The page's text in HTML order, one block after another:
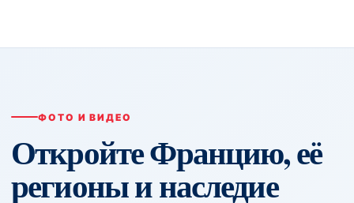
ФОТО И ВИДЕО
Откройте Францию, её
регионы и наследие